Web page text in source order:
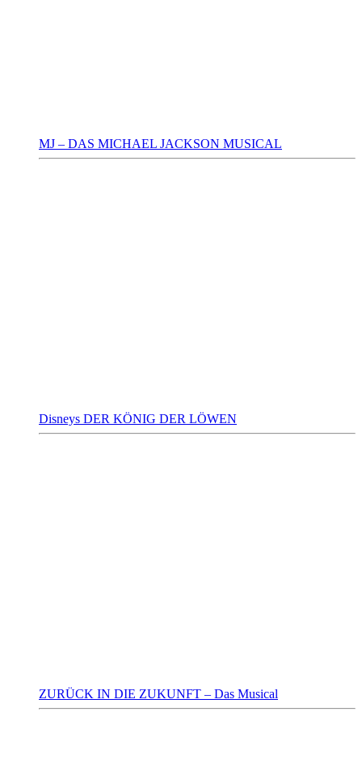
MJ – DAS MICHAEL JACKSON MUSICAL
Disneys DER KÖNIG DER LÖWEN
ZURÜCK IN DIE ZUKUNFT – Das Musical